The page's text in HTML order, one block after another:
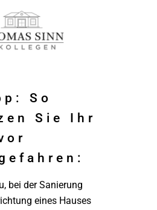
So
Sie Ihr
bei der Sanierung
eines Hauses